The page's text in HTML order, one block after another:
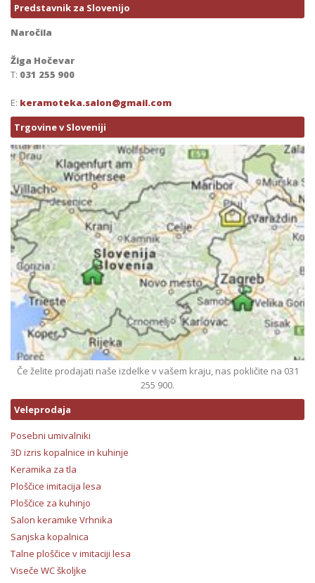
Predstavnik za Slovenijo
Naročila
Žiga Hočevar
T: 031 255 900
E: keramoteka.salon@gmail.com
Trgovine v Sloveniji
Če želite prodajati naše izdelke v vašem kraju, nas pokličite na 031
255 900.
Veleprodaja
Posebni umivalniki
3D izris kopalnice in kuhinje
Keramika za tla
Ploščice imitacija lesa
Ploščice za kuhinjo
Salon keramike Vrhnika
Sanjska kopalnica
Talne ploščice v imitaciji lesa
Viseče WC školjke